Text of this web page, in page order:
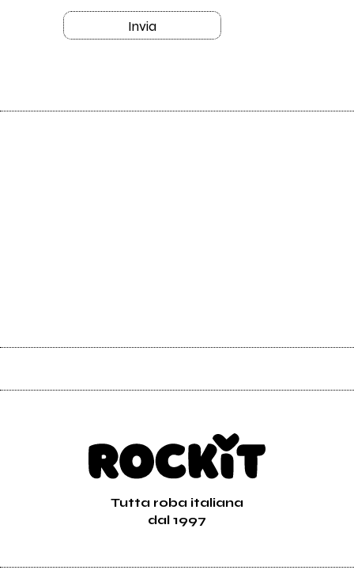
Invia
Tutta roba italiana
dal 1997